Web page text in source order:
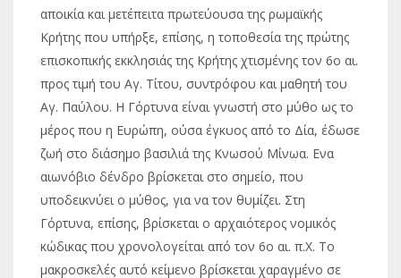
αποικία και μετέπειτα πρωτεύουσα της ρωμαϊκής
Κρήτης που υπήρξε, επίσης, η τοποθεσία της πρώτης
επισκοπικής εκκλησιάς της Κρήτης χτισμένης τον 6ο αι.
προς τιμή του Αγ. Τίτου, συντρόφου και μαθητή του
Αγ. Παύλου. Η Γόρτυνα είναι γνωστή στο μύθο ως το
μέρος που η Ευρώπη, ούσα έγκυος από το Δία, έδωσε
ζωή στο διάσημο βασιλιά της Κνωσού Μίνωα. Ενα
αιωνόβιο δένδρο βρίσκεται στο σημείο, που
υποδεικνύει ο μύθος, για να τον θυμίζει. Στη
Γόρτυνα, επίσης, βρίσκεται ο αρχαιότερος νομικός
κώδικας που χρονολογείται από τον 6ο αι. π.Χ. Το
μακροσκελές αυτό κείμενο βρίσκεται χαραγμένο σε